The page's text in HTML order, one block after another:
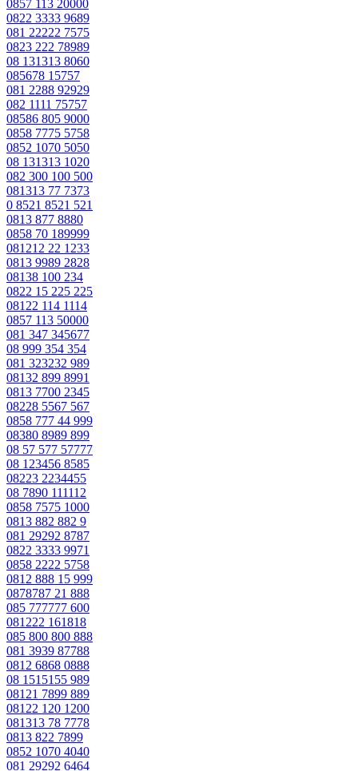
0857 113 20000
0822 3333 9689
081 22222 7575
0823 222 78989
08 131313 8060
085678 15757
081 2288 92929
082 1111 75757
08586 805 9000
0858 7775 5758
0852 1070 5050
08 131313 1020
082 300 100 500
081313 77 7373
0 8521 8521 521
0813 877 8880
0858 70 189999
081212 22 1233
0813 9989 2828
08138 100 234
0822 15 225 225
08122 114 1114
0857 113 50000
081 347 345677
08 999 354 354
081 323232 989
08132 899 8991
0813 7700 2345
08228 5567 567
0858 777 44 999
08380 8989 899
08 57 577 57777
08 123456 8585
08223 2234455
08 7890 111112
0858 7575 1000
0813 882 882 9
081 29292 8787
0822 3333 9971
0858 2222 5758
0812 888 15 999
0878787 21 888
085 777777 600
081222 161818
085 800 800 888
081 3939 87788
0812 6868 0888
08 1515155 989
08121 7899 889
08122 120 1200
081313 78 7778
0813 822 7899
0852 1070 4040
081 29292 6464